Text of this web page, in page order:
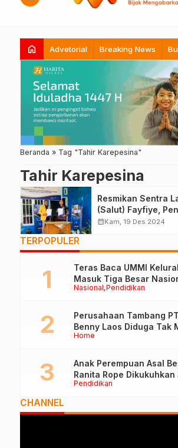
home Advetorial Breaking News
Beranda » Tag "Tahir Karepesina"
Tahir Karepesina
Resmikan Sentra
(Salut) Fayfiye,
Prioritas
calendar_monthKam, 19 Des 2024
TERPOPULER
Nasional Pendidikan
Teras Baca UMMI
Masuk Tiga Besar
Penilai Lakukan Visitasi
Home
Perusahaan Tambang
Benny Laos Diduga Tak
Pendidikan
Anak Perempuan Asal
Ranita Rope Dikukuhkan
Guru Besar dan Rektor
CHANNEL